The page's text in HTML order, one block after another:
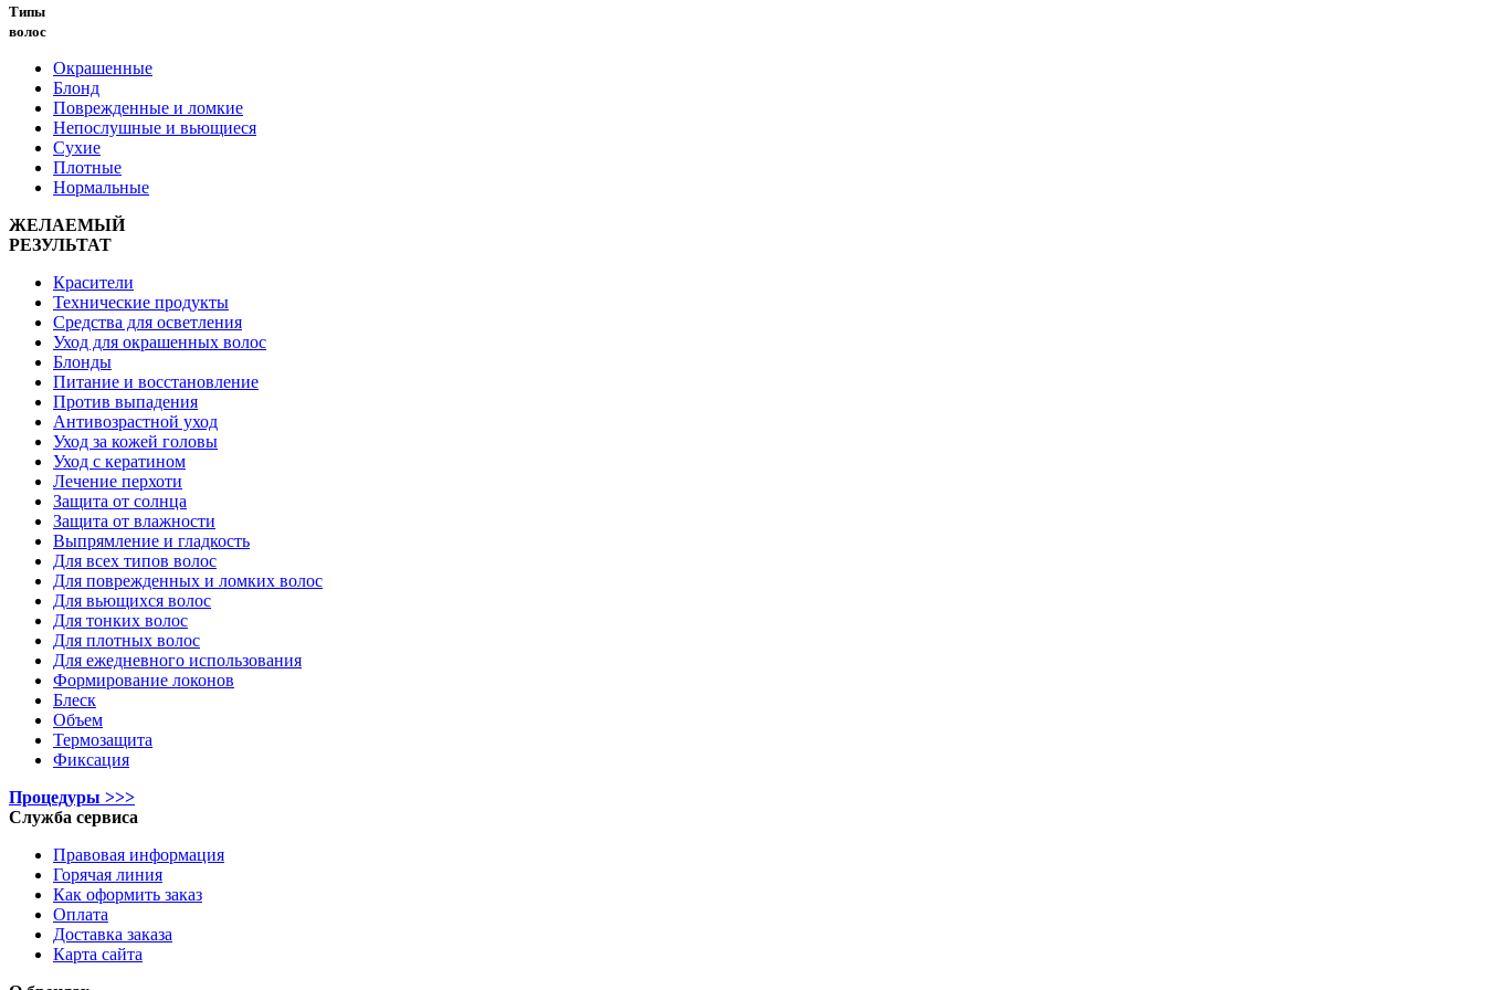
Типы
волос
Окрашенные
Блонд
Поврежденные и ломкие
Непослушные и вьющиеся
Сухие
Плотные
Нормальные
ЖЕЛАЕМЫЙ
РЕЗУЛЬТАТ
Красители
Технические продукты
Средства для осветления
Уход для окрашенных волос
Блонды
Питание и восстановление
Против выпадения
Антивозрастной уход
Уход за кожей головы
Уход с кератином
Лечение перхоти
Защита от солнца
Защита от влажности
Выпрямление и гладкость
Для всех типов волос
Для поврежденных и ломких волос
Для вьющихся волос
Для тонких волос
Для плотных волос
Для ежедневного использования
Формирование локонов
Блеск
Объем
Термозащита
Фиксация
Процедуры >>>
Служба сервиса
Правовая информация
Горячая линия
Как оформить заказ
Оплата
Доставка заказа
Карта сайта